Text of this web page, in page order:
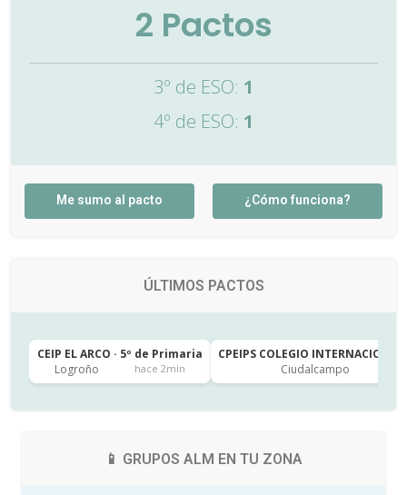
2 Pactos
3º de ESO: 1
4º de ESO: 1
Me sumo al pacto ¿Cómo funciona?
ÚLTIMOS PACTOS
CEIP EL ARCO · 5º de Primaria
Logroño
hace 2min
CPEIPS COLEGIO
Ciudalcampo
📱 GRUPOS ALM EN TU ZONA